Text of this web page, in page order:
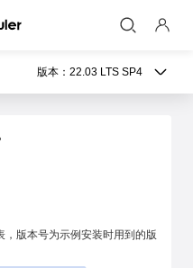
版本： 22.03 LTS SP4
版本号为示例安装时用到的版